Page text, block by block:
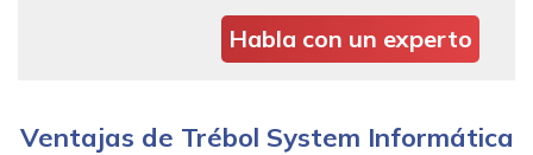
Habla con un experto
Ventajas de Trébol System Informática